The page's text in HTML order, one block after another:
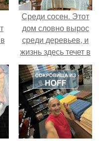
Среди сосен. Этот
дом словно вырос
среди деревьев, и
жизнь здесь течет в
собственном ритме
- спокойно, без
спешки и лишнего
шума.